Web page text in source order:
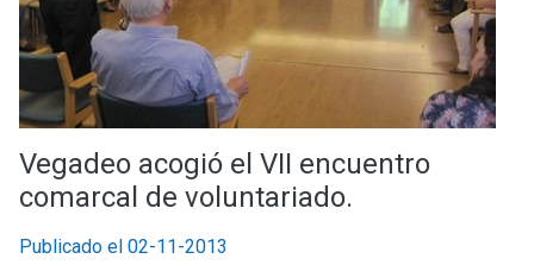
Vegadeo acogió el VII encuentro
comarcal de voluntariado.
Publicado el 02-11-2013